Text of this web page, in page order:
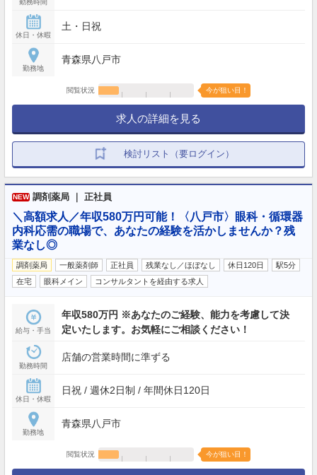
休日・休暇
土・日祝
勤務地
青森県八戸市
閲覧状況 今が狙い目！
求人の詳細を見る
検討リスト（要ログイン）
NEW 調剤薬局 ｜ 正社員
＼高額求人／年収580万円可能！〈八戸市〉眼科・循環器
内科応需の職場で、あなたの経験を活かしませんか？残
業なし◎
調剤薬局 一般薬剤師 正社員 残業なし／ほぼなし 休日120日
駅5分
在宅
眼科メイン コンサルタントを経由する求人
給与・手当
年収580万円 ※あなたのご経験、能力を考慮して決
定いたします。お気軽にご相談ください！
勤務時間
店舗の営業時間に準ずる
休日・休暇
日祝 / 週休2日制 / 年間休日120日
勤務地
青森県八戸市
閲覧状況 今が狙い目！